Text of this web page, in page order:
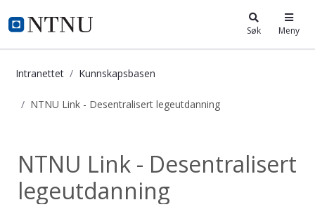
i.ntnu.no Søk Meny
Intranettet Kunnskapsbasen
NTNU Link - Desentralisert legeutdanning
NTNU Link - Desentralisert
legeutdanning